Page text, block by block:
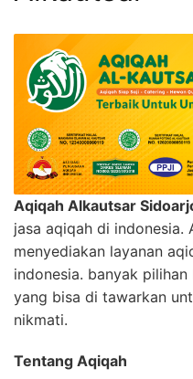
Aqiqah Alkautsar
jasa aqiqah di indonesia.
menyediakan layanan
indonesia. banyak
yang bisa di tawarkan
nikmati.
Tentang Aqiqah